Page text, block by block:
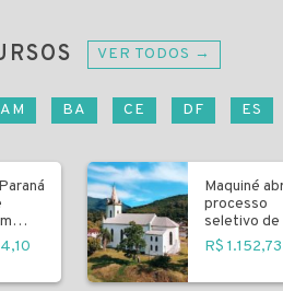
VER TODOS →
AM BA CE DF ES
Maquiné
processo
seletivo de
R$ 1.152,73